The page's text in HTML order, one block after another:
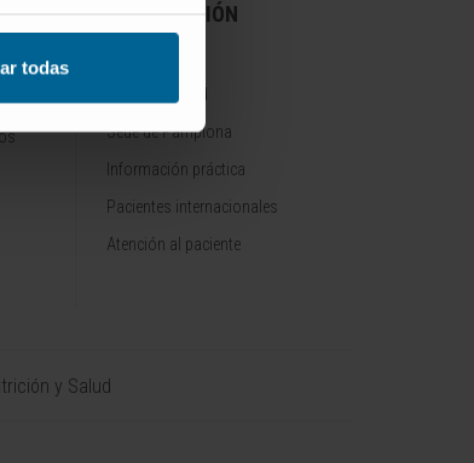
todas
INFORMACIÓN
Sede de Pamplona
Información práctica
Pacientes internacionales
Atención al paciente
y Salud